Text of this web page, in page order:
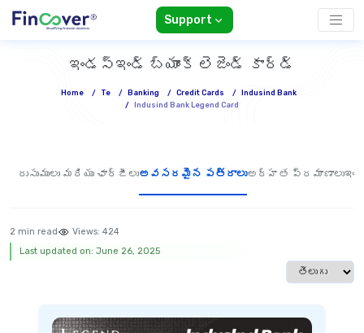
Support
ఇండస్ఇండ్ బ్యాంక్ లెజెండ్ కార్డ్
Home / Te / Banking / Credit Cards /
Indusind Bank
/
Indusind Bank Legend Card
రుసుములు మరియు ఛార్జీలుఅవసరమైన పత్రాలుఅర్హత ప్రమాణాలు
2 min read Views: 424
Last updated on: June 26, 2025
Select